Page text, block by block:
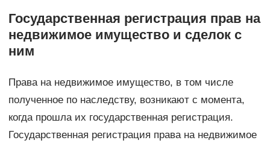
Государственная регистрация прав на
недвижимое имущество и сделок с
ним
Права на недвижимое имущество, в том числе
полученное по наследству, возникают с момента,
когда прошла их государственная регистрация.
Государственная регистрация права на недвижимое